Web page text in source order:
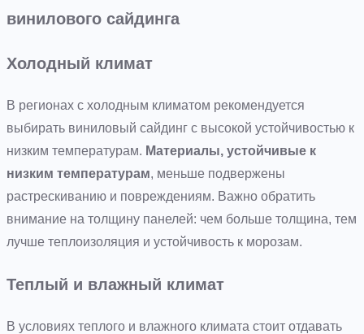
винилового сайдинга
Холодный климат
В регионах с холодным климатом рекомендуется
выбирать виниловый сайдинг с высокой устойчивостью к
низким температурам. Материалы, устойчивые к
низким температурам, меньше подвержены
растрескиванию и повреждениям. Важно обратить
внимание на толщину панелей: чем больше толщина, тем
лучше теплоизоляция и устойчивость к морозам.
Теплый и влажный климат
В условиях теплого и влажного климата стоит отдавать